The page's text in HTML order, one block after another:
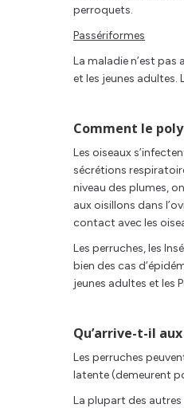
perroquets.
Passériformes
La maladie n’est
et les jeunes adultes.
Comment le
Les oiseaux
sécrétions
niveau des plumes,
aux oisillons dans
contact avec les
Les perruches, les
bien des cas
jeunes adultes et les
Qu’arrive-t-il
Les perruches
latente (demeurent
La plupart des